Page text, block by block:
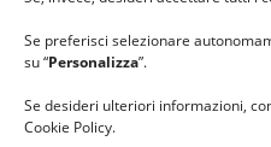
Se preferisci selezionare
su “Personalizza”.
Se desideri ulteriori informazioni,
Cookie Policy.